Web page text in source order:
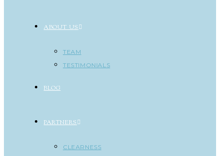
ABOUT US
TEAM
TESTIMONIALS
BLOG
PARTNERS
CLEARNESS